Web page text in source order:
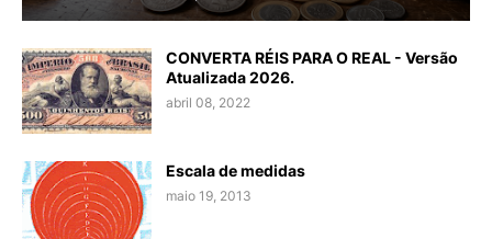
CONVERTA RÉIS PARA O REAL - Versão
Atualizada 2026.
abril 08, 2022
Escala de medidas
maio 19, 2013